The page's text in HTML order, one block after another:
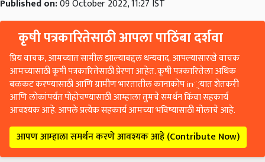
Published on:09 October 2022, 11:27 IST
कृषी पत्रकारितेसाठी आपला पाठिंबा दर्शवा
प्रिय वाचक, आमच्यात सामील झाल्याबद्दल धन्यवाद. आपल्यासारखे वाचक
आमच्यासाठी कृषी पत्रकारितेसाठी प्रेरणा आहेत. कृषी पत्रकारितेला अधिक
बळकट करण्यासाठी आणि ग्रामीण भारतातील कानाकोप in्यात शेतकरी
आणि लोकांपर्यंत पोहोचण्यासाठी आम्हाला तुमचे समर्थन किंवा सहकार्य
आवश्यक आहे. आपले प्रत्येक सहकार्य आमच्या भविष्यासाठी मोलाचे आहे.
आपण आम्हाला समर्थन करणे आवश्यक आहे (Contribute Now)